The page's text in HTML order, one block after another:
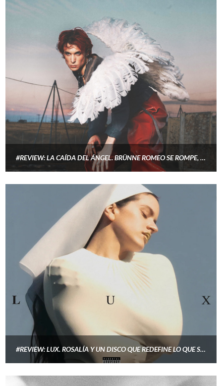
#REVIEW: LA CAÍDA DEL ÁNGEL. BRÜNNE ROMEO SE ROMPE, SE CAE Y SE LEVANTA
#REVIEW: LUX. ROSALÍA Y UN DISCO QUE REDEFINE LO QUE SIGNIFICA SER ARTISTA